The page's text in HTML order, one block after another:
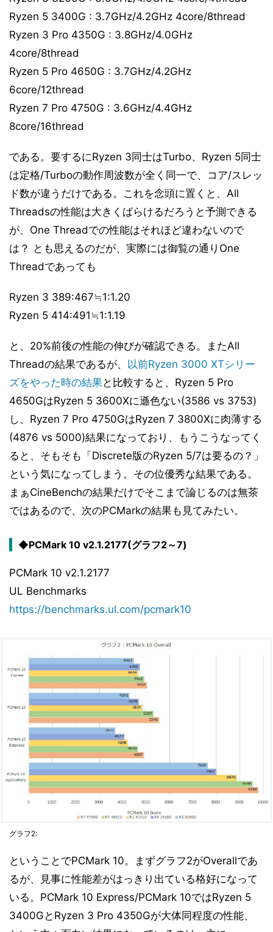
Ryzen 5 3400G : 3.7GHz/4.2GHz 4core/8thread
Ryzen 3 Pro 4350G : 3.8GHz/4.0GHz
4core/8thread
Ryzen 5 Pro 4650G : 3.7GHz/4.2GHz
6core/12thread
Ryzen 7 Pro 4750G : 3.6GHz/4.4GHz
8core/16thread
である。要するにRyzen 3同士はTurbo、Ryzen 5同士
は定格/Turboの動作周波数が全く同一で、コア/スレッ
ド数が違うだけである。これを念頭に置くと、All
Threadsの性能は大きくばらけるだろうと予測できる
が、One Threadでの性能はそれほど違わないので
は？ とも思えるのだが、実際には御覧の通りOne
Threadであっても
Ryzen 3 389:467≒1:1.20
Ryzen 5 414:491≒1:1.19
と、20%前後の性能の伸びが確認できる。またAll
Threadの結果であるが、 以前Ryzen 3000 XTシリー
ズをやった時の結果 と比較すると、Ryzen 5 Pro
4650GはRyzen 5 3600Xに遜色ない(3586 vs 3753)
し、Ryzen 7 Pro 4750GはRyzen 7 3800Xに肉薄する
(4876 vs 5000)結果になっており、もうこうなってく
ると、そもそも「Discrete版のRyzen 5/7は要るの？」
という気になってしまう。その位優秀な結果である。
まぁCineBenchの結果だけでそこまで論じるのは無茶
ではあるので、次のPCMarkの結果も見てみたい。
◆PCMark 10 v2.1.2177(グラフ2～7)
PCMark 10 v2.1.2177
UL Benchmarks
https://benchmarks.ul.com/pcmark10
グラフ2:
ということでPCMark 10。まずグラフ2がOverallであ
るが、見事に性能差がはっきり出ている格好になって
いる。PCMark 10 Express/PCMark 10ではRyzen 5
3400GとRyzen 3 Pro 4350Gが大体同程度の性能、